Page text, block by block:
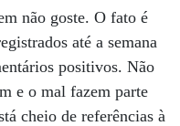
não goste. O fato é
até a semana
positivos. Não
e o mal fazem parte
cheio de referências à